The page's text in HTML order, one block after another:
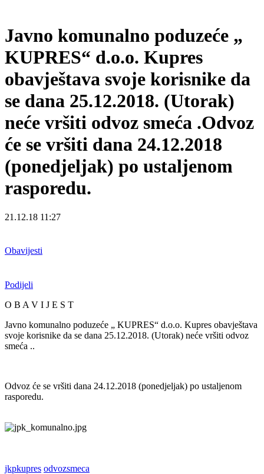
Javno komunalno poduzeće „
KUPRES“ d.o.o. Kupres
obavještava svoje korisnike da
se dana 25.12.2018. (Utorak)
neće vršiti odvoz smeća .Odvoz
će se vršiti dana 24.12.2018
(ponedjeljak) po ustaljenom
rasporedu.
21.12.18 11:27
Obavijesti
Podijeli
O B A V I J E S T
Javno komunalno poduzeće „ KUPRES“ d.o.o. Kupres obavještava
svoje korisnike da se dana 25.12.2018. (Utorak) neće vršiti odvoz
smeća ..
Odvoz će se vršiti dana 24.12.2018 (ponedjeljak) po ustaljenom
rasporedu.
jkpkupres odvozsmeca